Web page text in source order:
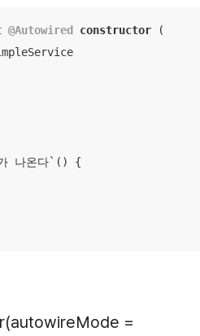
@Autowired constructor
(
나온다` () {
=